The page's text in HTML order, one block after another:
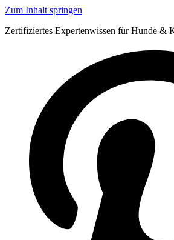
Zum Inhalt springen
Zertifiziertes Expertenwissen für Hunde &